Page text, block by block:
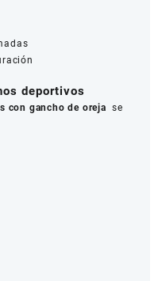
deportivos
con gancho de oreja se